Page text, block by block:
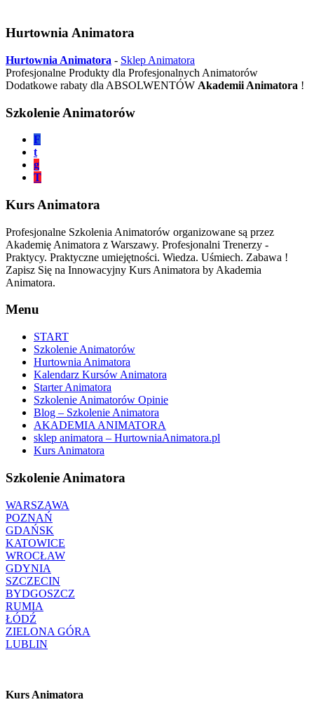
Hurtownia Animatora
Hurtownia Animatora - Sklep Animatora
Profesjonalne Produkty dla Profesjonalnych Animatorów
Dodatkowe rabaty dla ABSOLWENTÓW Akademii Animatora !
Szkolenie Animatorów
F
t
g
T
Kurs Animatora
Profesjonalne Szkolenia Animatorów organizowane są przez
Akademię Animatora z Warszawy. Profesjonalni Trenerzy -
Praktycy. Praktyczne umiejętności. Wiedza. Uśmiech. Zabawa !
Zapisz Się na Innowacyjny Kurs Animatora by Akademia
Animatora.
Menu
START
Szkolenie Animatorów
Hurtownia Animatora
Kalendarz Kursów Animatora
Starter Animatora
Szkolenie Animatorów Opinie
Blog – Szkolenie Animatora
AKADEMIA ANIMATORA
sklep animatora – HurtowniaAnimatora.pl
Kurs Animatora
Szkolenie Animatora
WARSZAWA
POZNAŃ
GDAŃSK
KATOWICE
WROCŁAW
GDYNIA
SZCZECIN
BYDGOSZCZ
RUMIA
ŁÓDŹ
ZIELONA GÓRA
LUBLIN
Kurs Animatora